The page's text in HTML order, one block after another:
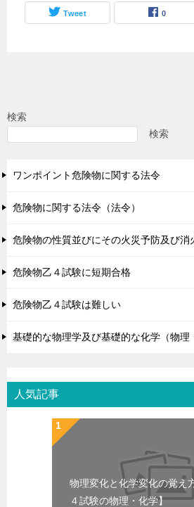
Tweet 0
検索
検索
ワンポイント危険物に関する法令
危険物に関する法令（法令）
危険物の性質並びにその火災予防及び消
危険物乙４試験に短期合格
危険物乙４試験は難しい
基礎的な物理学及び基礎的な化学（物理
人気記事
物理変化と化学変化の覚え
４試験の物理・化学】